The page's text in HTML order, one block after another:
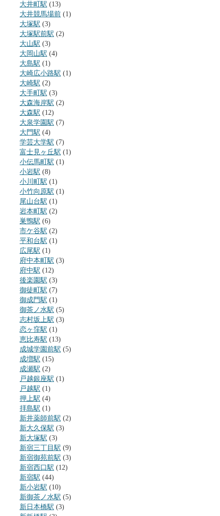
大井町駅 (13)
大井競馬場前 (1)
大塚駅 (3)
大塚駅前駅 (2)
大山駅 (3)
大岡山駅 (4)
大島駅 (1)
大崎広小路駅 (1)
大崎駅 (2)
大手町駅 (3)
大森海岸駅 (2)
大森駅 (12)
大泉学園駅 (7)
大門駅 (4)
学芸大学駅 (7)
富士見ヶ丘駅 (1)
小伝馬町駅 (1)
小岩駅 (8)
小川町駅 (1)
小竹向原駅 (1)
尾山台駅 (1)
岩本町駅 (2)
巣鴨駅 (6)
市ケ谷駅 (2)
平和台駅 (1)
広尾駅 (1)
府中本町駅 (3)
府中駅 (12)
後楽園駅 (3)
御徒町駅 (7)
御成門駅 (1)
御茶ノ水駅 (5)
志村坂上駅 (3)
恋ヶ窪駅 (1)
恵比寿駅 (13)
成城学園前駅 (5)
成増駅 (15)
成瀬駅 (2)
戸越銀座駅 (1)
戸越駅 (1)
押上駅 (4)
拝島駅 (1)
新井薬師前駅 (2)
新大久保駅 (3)
新大塚駅 (3)
新宿三丁目駅 (9)
新宿御苑前駅 (3)
新宿西口駅 (12)
新宿駅 (44)
新小岩駅 (10)
新御茶ノ水駅 (5)
新日本橋駅 (3)